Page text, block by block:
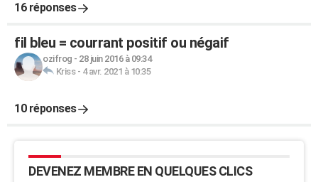
16 réponses
fil bleu = courrant positif ou négaif
ozifrog - 28 juin 2016 à 09:34
Kriss- 4 avr. 2021 à 10:35
10 réponses
DEVENEZ MEMBRE EN QUELQUES CLICS